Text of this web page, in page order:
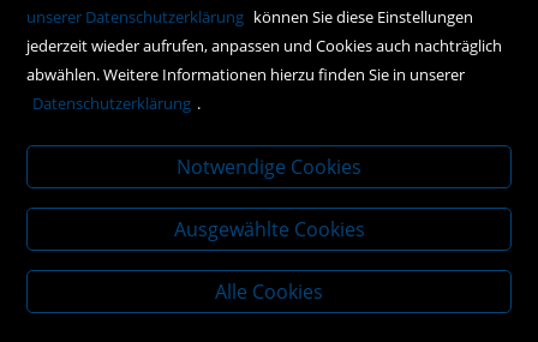
AGBs
Impressum
Datenschutz
unserer Datenschutzerklärung können Sie diese Einstellungen
jederzeit wieder aufrufen, anpassen und Cookies auch nachträglich
abwählen. Weitere Informationen hierzu finden Sie in unserer
Datenschutzerklärung .
Notwendige Cookies
Ausgewählte Cookies
Alle Cookies